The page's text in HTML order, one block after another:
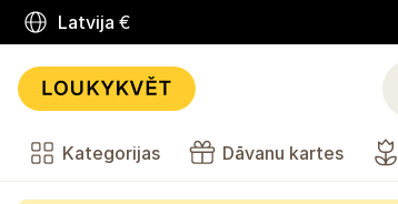
Latvija €
Kategorijas Dāvanu kartes